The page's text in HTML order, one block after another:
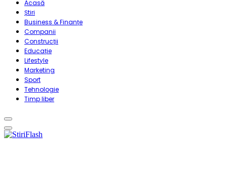
Acasă
Știri
Business & Finanțe
Companii
Construcții
Educație
Lifestyle
Marketing
Sport
Tehnologie
Timp liber